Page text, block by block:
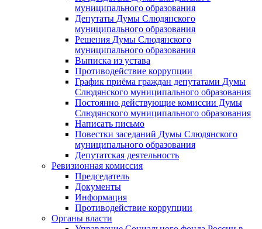
муниципального образования
Депутаты Думы Слюдянского
муниципального образования
Решения Думы Слюдянского
муниципального образования
Выписка из устава
Противодействие коррупции
График приёма граждан депутатами Думы
Слюдянского муниципального образования
Постоянно действующие комиссии Думы
Слюдянского муниципального образования
Написать письмо
Повестки заседаний Думы Слюдянского
муниципального образования
Депутатская деятельность
Ревизионная комиссия
Председатель
Документы
Информация
Противодействие коррупции
Органы власти